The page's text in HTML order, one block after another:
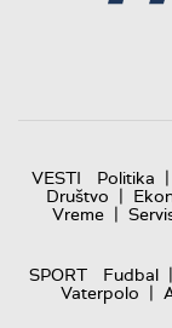
VESTI Politika |
Društvo |
Vreme |
SPORT
Fudbal |
Vaterpolo |